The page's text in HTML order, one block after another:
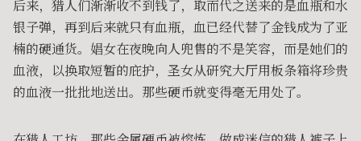
后来，猎人们渐渐收不到钱了，取而代之送来的是血瓶和水
银子弹，再到后来就只有血瓶，血已经代替了金钱成为了亚
楠的硬通货。娼女在夜晚向人兜售的不是笑容，而是她们的
血液，以换取短暂的庇护，圣女从研究大厅用板条箱将珍贵
的血液一批批地送出。那些硬币就变得毫无用处了。